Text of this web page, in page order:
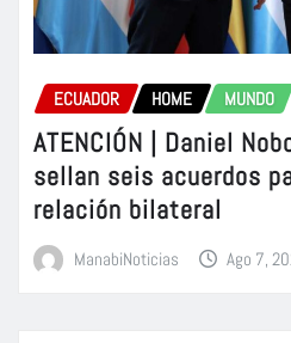
ECUADOR HOME MUNDO
ATENCIÓN | Daniel
sellan seis acuerdos
relación bilateral
ManabiNoticias Ago 7,